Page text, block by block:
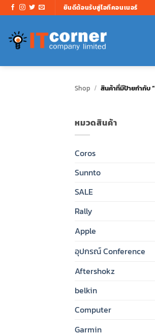
ข้าม
ไป
เนื้อหา
ยินดีต้อนรับสู่ไอทีคอนเนอร์
Shop / สินค้าที่มีป้ายกำกับ
หมวดสินค้า
Coros
Sunnto
SALE
Rally
Apple
อุปกรณ์ Conference
Aftershokz
belkin
Computer
Garmin